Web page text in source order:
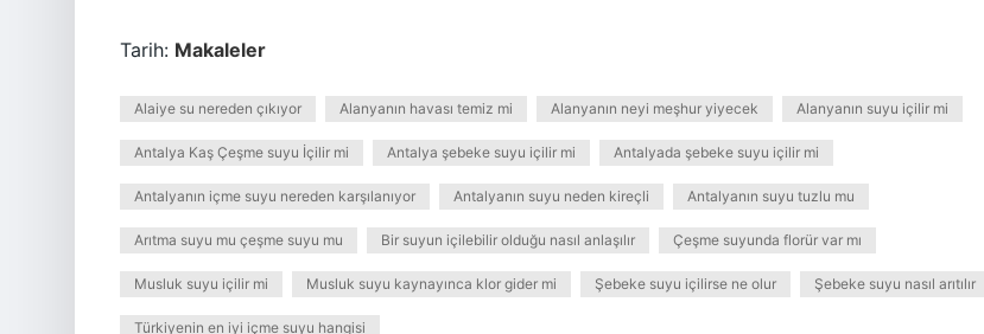
Tarih: Makaleler
Alaiye su nereden çıkıyor Alanyanın havası temiz mi Alanyanın neyi meşhur yiyecek Alanyanın suyu içilir mi
Antalya Kaş Çeşme suyu İçilir mi Antalya şebeke suyu içilir mi Antalyada şebeke suyu içilir mi
Antalyanın içme suyu nereden karşılanıyor Antalyanın suyu neden kireçli Antalyanın suyu tuzlu mu
Arıtma suyu mu çeşme suyu mu Bir suyun içilebilir olduğu nasıl anlaşılır Çeşme suyunda florür var mı
Musluk suyu içilir mi Musluk suyu kaynayınca klor gider mi Şebeke suyu içilirse ne olur Şebeke suyu nasıl arıtılır
Türkiyenin en iyi içme suyu hangisi